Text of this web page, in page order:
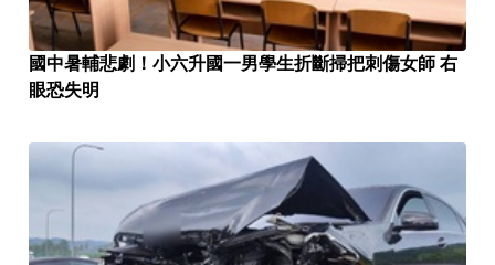
國中暑輔悲劇！小六升國一男學生折斷掃把刺傷女師 右
眼恐失明